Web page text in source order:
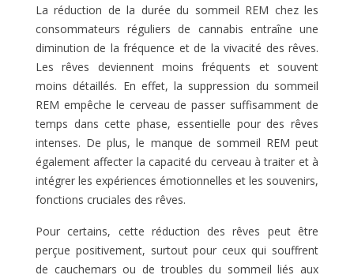
La réduction de la durée du sommeil REM chez les
consommateurs réguliers de cannabis entraîne une
diminution de la fréquence et de la vivacité des rêves.
Les rêves deviennent moins fréquents et souvent
moins détaillés. En effet, la suppression du sommeil
REM empêche le cerveau de passer suffisamment de
temps dans cette phase, essentielle pour des rêves
intenses. De plus, le manque de sommeil REM peut
également affecter la capacité du cerveau à traiter et à
intégrer les expériences émotionnelles et les souvenirs,
fonctions cruciales des rêves.
Pour certains, cette réduction des rêves peut être
perçue positivement, surtout pour ceux qui souffrent
de cauchemars ou de troubles du sommeil liés aux